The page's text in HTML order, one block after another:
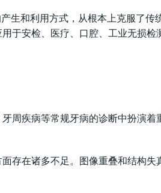
生和利用方式，从根本上克服了
于安检、医疗、口腔、工业无损检
周疾病等常规牙病的诊断中扮演着
存在诸多不足。图像重叠和结构